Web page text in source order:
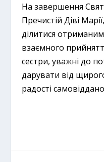
На завершення
Пречистій Діві
ділитися
взаємного
сестри, уважні до
дарувати від
радості